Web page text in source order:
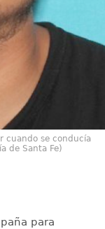
cuando se conducía
de Santa Fe)
para